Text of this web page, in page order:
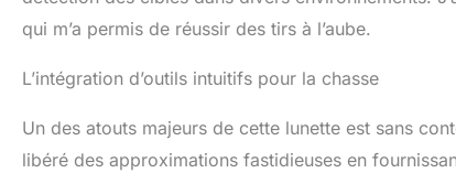
qui m’a permis de réussir des tirs à l’aube.
L’intégration d’outils intuitifs pour la chasse
Un des atouts majeurs de cette lunette est sans
libéré des approximations fastidieuses en